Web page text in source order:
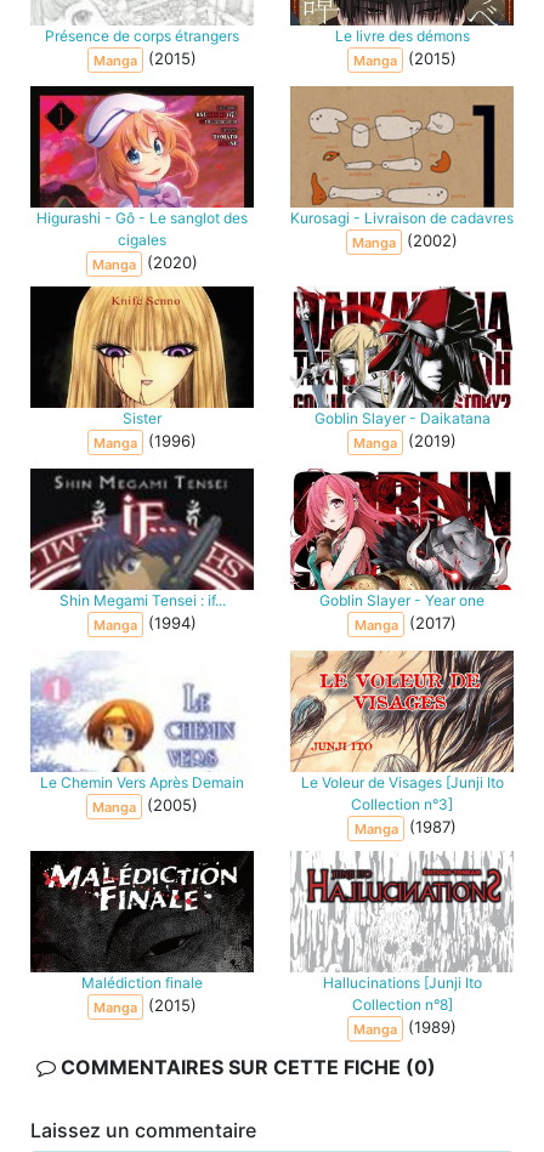
Présence de corps étrangers
Manga (2015)
Le livre des démons
Manga (2015)
Higurashi - Gô - Le sanglot des
cigales
Manga (2020)
Kurosagi - Livraison de cadavres
Manga (2002)
Sister
Manga (1996)
Goblin Slayer - Daikatana
Manga (2019)
Shin Megami Tensei : if...
Manga (1994)
Goblin Slayer - Year one
Manga (2017)
Le Chemin Vers Après Demain
Manga (2005)
Le Voleur de Visages [Junji Ito
Collection n°3]
Manga (1987)
Malédiction finale
Manga (2015)
Hallucinations [Junji Ito
Collection n°8]
Manga (1989)
COMMENTAIRES SUR CETTE FICHE (0)
Laissez un commentaire